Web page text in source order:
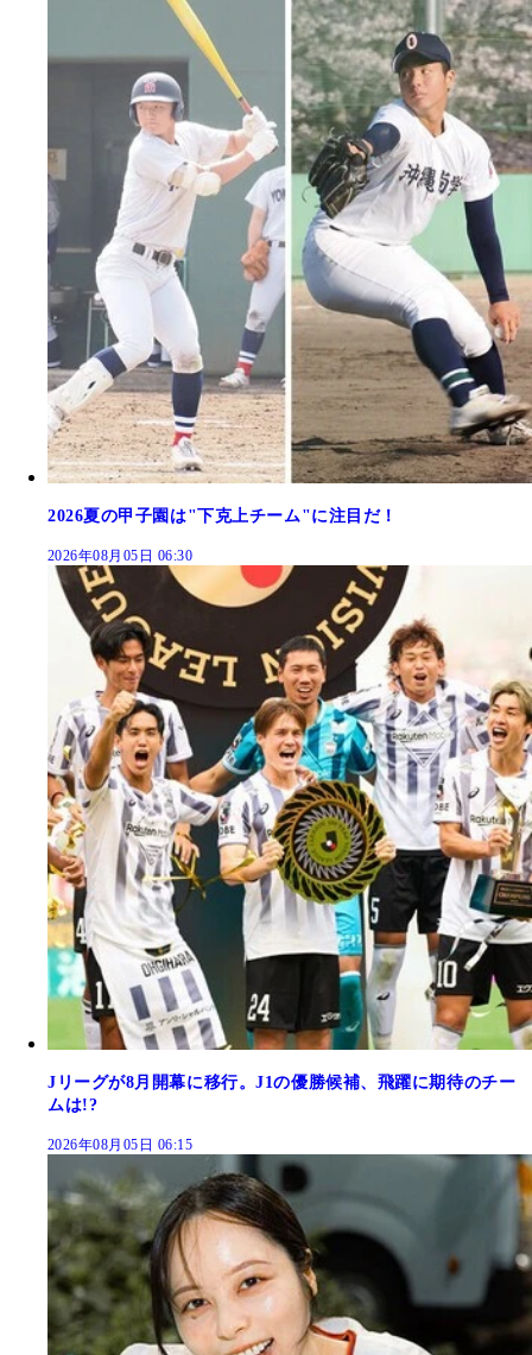
2026夏の甲子園は"下克上チーム"に注目だ！
2026年08月05日 06:30
Jリーグが8月開幕に移行。J1の優勝候補、飛躍に期待のチー
ムは!?
2026年08月05日 06:15